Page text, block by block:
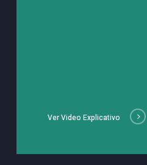
Ver Video Explicativo